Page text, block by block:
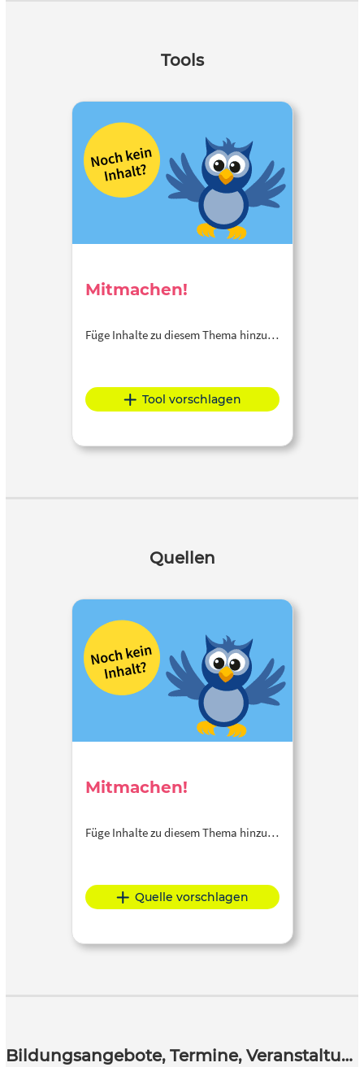
Tools
Mitmachen!
Füge Inhalte zu diesem Thema hinzu…
Tool vorschlagen
Quellen
Mitmachen!
Füge Inhalte zu diesem Thema hinzu…
Quelle vorschlagen
Bildungsangebote, Termine, Veranstaltungen